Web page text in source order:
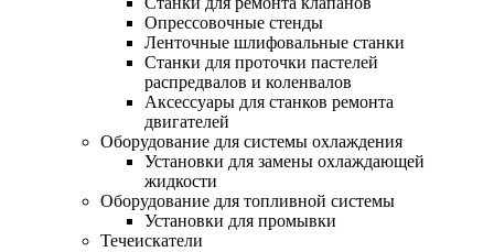
Опрессовочные стенды
Ленточные шлифовальные станки
Станки для проточки пастелей
распредвалов и коленвалов
Аксессуары для станков ремонта
двигателей
Оборудование для системы охлаждения
Установки для замены охлаждающей
жидкости
Оборудование для топливной системы
Установки для промывки
Течеискатели